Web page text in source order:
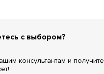
с выбором?
консультантам и получите